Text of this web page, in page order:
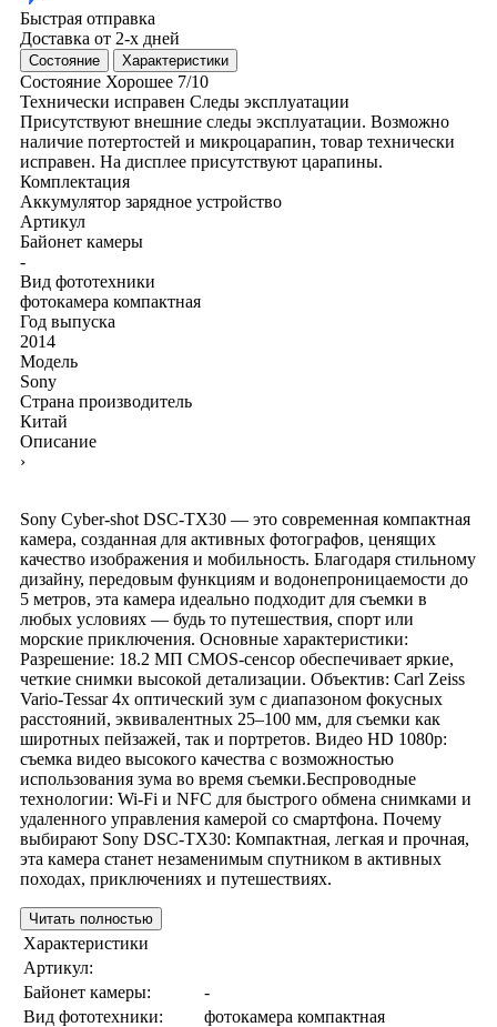
Быстрая отправка
Доставка от 2-х дней
Состояние Характеристики
Состояние Хорошее 7/10
Технически исправен Следы эксплуатации
Присутствуют внешние следы эксплуатации. Возможно
наличие потертостей и микроцарапин, товар технически
исправен. На дисплее присутствуют царапины.
Комплектация
Аккумулятор зарядное устройство
Артикул
Байонет камеры
-
Вид фототехники
фотокамера компактная
Год выпуска
2014
Модель
Sony
Страна производитель
Китай
Описание
›
Sony Cyber-shot DSC-TX30 — это современная компактная
камера, созданная для активных фотографов, ценящих
качество изображения и мобильность. Благодаря стильному
дизайну, передовым функциям и водонепроницаемости до
5 метров, эта камера идеально подходит для съемки в
любых условиях — будь то путешествия, спорт или
морские приключения. Основные характеристики:
Разрешение: 18.2 МП CMOS-сенсор обеспечивает яркие,
четкие снимки высокой детализации. Объектив: Carl Zeiss
Vario-Tessar 4x оптический зум с диапазоном фокусных
расстояний, эквивалентных 25–100 мм, для съемки как
широтных пейзажей, так и портретов. Видео HD 1080p:
съемка видео высокого качества с возможностью
использования зума во время съемки.Беспроводные
технологии: Wi-Fi и NFC для быстрого обмена снимками и
удаленного управления камерой со смартфона. Почему
выбирают Sony DSC-TX30: Компактная, легкая и прочная,
эта камера станет незаменимым спутником в активных
походах, приключениях и путешествиях.
Читать полностью
Характеристики
Артикул:
Байонет камеры:
-
Вид фототехники:
фотокамера компактная